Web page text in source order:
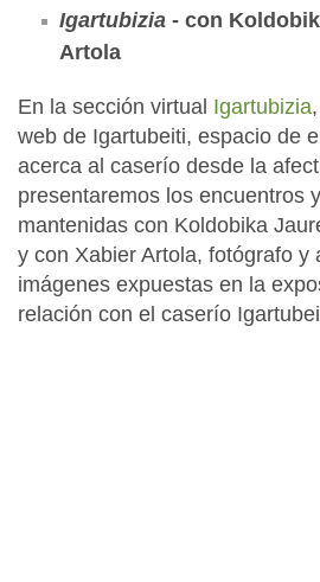
Igartubizia - con
Artola
En la sección virtual Igartubizia
web de Igartubeiti, espacio de
acerca al caserío desde la
presentaremos los encuentros
mantenidas con Koldobika
y con Xabier Artola, fotógrafo y
imágenes expuestas en la
relación con el caserío